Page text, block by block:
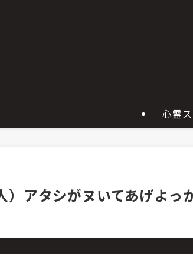
心霊
）アタシがヌいてあげよっ